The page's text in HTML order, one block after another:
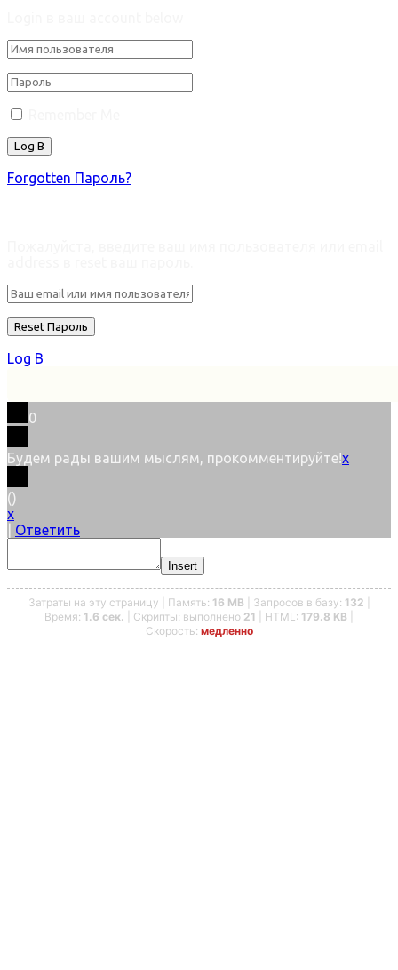
Forgotten Пароль?
Log В
0
Будем рады вашим мыслям, прокомментируйте!x
()
x
Ответить
Insert
Затраты на эту страницу | Память: 16 MB | Запросов в базу: 132
Время: 1.6 сек. | Скрипты: выполнено 21 | HTML: 179.8 KB
Скорость: медленно